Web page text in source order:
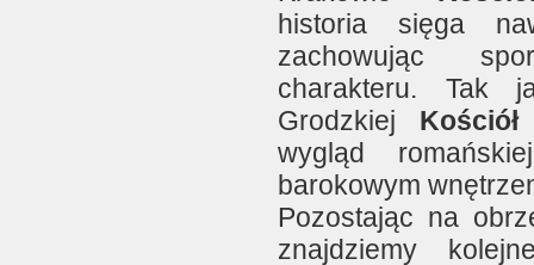
historia sięga
zachowując
charakteru. Tak
Grodzkiej
wygląd
barokowym
Pozostając na
znajdziemy